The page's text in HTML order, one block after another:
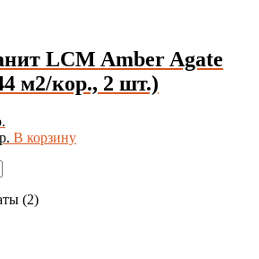
LCM Amber Agate
м2/кор., 2 шт.)
В корзину
(2)Сортировка: